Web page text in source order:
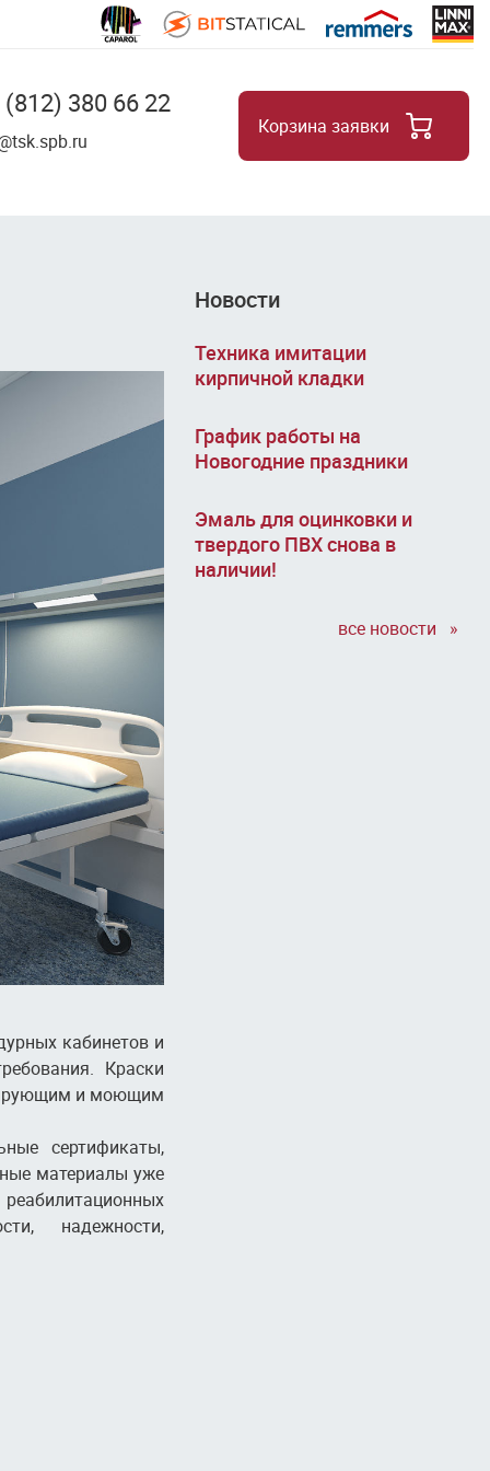
(812) 380 66 22
Корзина заявки
кабинетов и
Краски
и моющим
сертификаты,
материалы уже
надежности,
Новости
Техника имитации
кирпичной кладки
График работы на
Новогодние праздники
Эмаль для оцинковки и
твердого ПВХ снова в
наличии!
все новости »